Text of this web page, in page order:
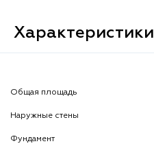
Характеристики
Общая площадь
Наружные стены
Фундамент